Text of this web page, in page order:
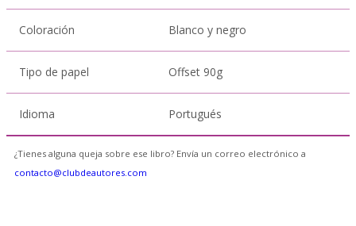
Coloración Blanco y negro
Tipo de papel Offset 90g
Idioma Portugués
¿Tienes alguna queja sobre ese libro? Envía un correo electrónico a
contacto@clubdeautores.com